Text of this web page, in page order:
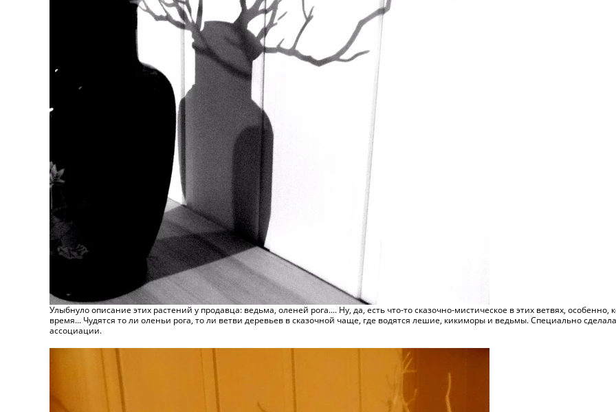
Улыбнуло описание этих растений у продавца: ведьма, оленей рога.... Ну, да, есть что-то сказочно-мистическое в этих ветвях,
время... Чудятся то ли оленьи рога, то ли ветви деревьев в сказочной чаще, где водятся лешие, кикиморы и ведьмы. Специально
ассоциации.